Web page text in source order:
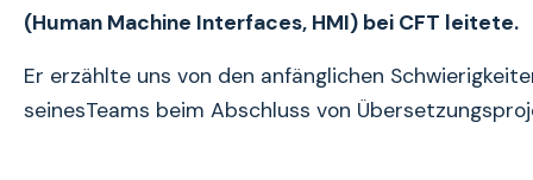
(Human Machine Interfaces, HMI) bei CFT leitete.
Er erzählte uns von den anfänglichen
seinesTeams beim Abschluss von